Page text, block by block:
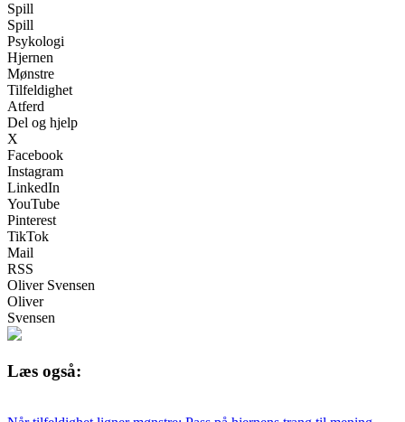
Spill
Spill
Psykologi
Hjernen
Mønstre
Tilfeldighet
Atferd
Del og hjelp
X
Facebook
Instagram
LinkedIn
YouTube
Pinterest
TikTok
Mail
RSS
Oliver Svensen
Oliver
Svensen
Læs også: